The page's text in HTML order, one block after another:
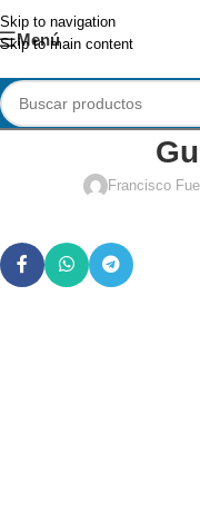
Skip to navigation
Skip to main content
Menú
Francisco